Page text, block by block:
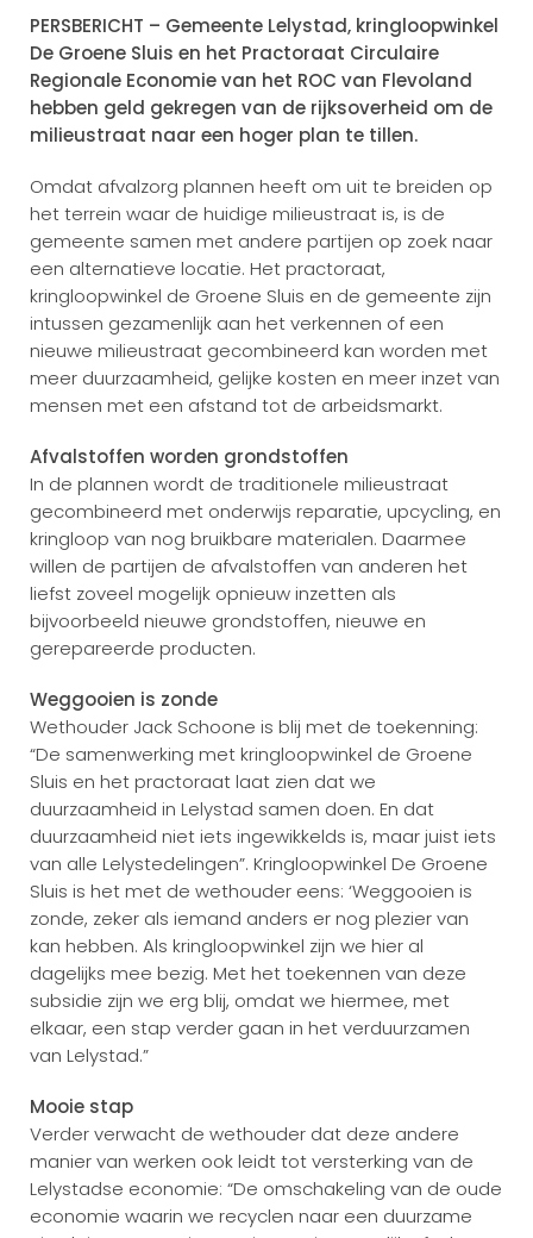
PERSBERICHT – Gemeente Lelystad, kringloopwinkel
De Groene Sluis en het Practoraat Circulaire
Regionale Economie van het ROC van Flevoland
hebben geld gekregen van de rijksoverheid om de
milieustraat naar een hoger plan te tillen.
Omdat afvalzorg plannen heeft om uit te breiden op
het terrein waar de huidige milieustraat is, is de
gemeente samen met andere partijen op zoek naar
een alternatieve locatie. Het practoraat,
kringloopwinkel de Groene Sluis en de gemeente zijn
intussen gezamenlijk aan het verkennen of een
nieuwe milieustraat gecombineerd kan worden met
meer duurzaamheid, gelijke kosten en meer inzet van
mensen met een afstand tot de arbeidsmarkt.
Afvalstoffen worden grondstoffen
In de plannen wordt de traditionele milieustraat
gecombineerd met onderwijs reparatie, upcycling, en
kringloop van nog bruikbare materialen. Daarmee
willen de partijen de afvalstoffen van anderen het
liefst zoveel mogelijk opnieuw inzetten als
bijvoorbeeld nieuwe grondstoffen, nieuwe en
gerepareerde producten.
Weggooien is zonde
Wethouder Jack Schoone is blij met de toekenning:
“De samenwerking met kringloopwinkel de Groene
Sluis en het practoraat laat zien dat we
duurzaamheid in Lelystad samen doen. En dat
duurzaamheid niet iets ingewikkelds is, maar juist iets
van alle Lelystedelingen”. Kringloopwinkel De Groene
Sluis is het met de wethouder eens: ‘Weggooien is
zonde, zeker als iemand anders er nog plezier van
kan hebben. Als kringloopwinkel zijn we hier al
dagelijks mee bezig. Met het toekennen van deze
subsidie zijn we erg blij, omdat we hiermee, met
elkaar, een stap verder gaan in het verduurzamen
van Lelystad.”
Mooie stap
Verder verwacht de wethouder dat deze andere
manier van werken ook leidt tot versterking van de
Lelystadse economie: “De omschakeling van de oude
economie waarin we recyclen naar een duurzame